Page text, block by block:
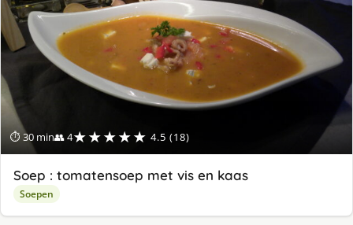
⏱ 30 min👥 4★★★★★ 4.5 (18)
Soep : tomatensoep met vis en kaas
Soepen